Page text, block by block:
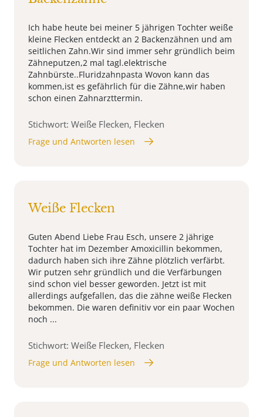
Ich habe heute bei meiner 5 jährigen Tochter weiße
kleine Flecken entdeckt an 2 Backenzähnen und am
seitlichen Zahn.Wir sind immer sehr gründlich beim
Zähneputzen,2 mal tagl.elektrische
Zahnbürste..Fluridzahnpasta Wovon kann das
kommen,ist es gefährlich für die Zähne,wir haben
schon einen Zahnarzttermin.
Stichwort: Weiße Flecken, Flecken
Frage und Antworten lesen
Weiße Flecken
Guten Abend Liebe Frau Esch, unsere 2 jährige
Tochter hat im Dezember Amoxicillin bekommen,
dadurch haben sich ihre Zähne plötzlich verfärbt.
Wir putzen sehr gründlich und die Verfärbungen
sind schon viel besser geworden. Jetzt ist mit
allerdings aufgefallen, das die zähne weiße Flecken
bekommen. Die waren definitiv vor ein paar Wochen
noch ...
Stichwort: Weiße Flecken, Flecken
Frage und Antworten lesen